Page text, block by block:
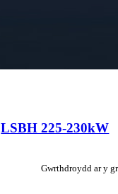
LSBH 225-230kW
Gwrthdroydd ar y